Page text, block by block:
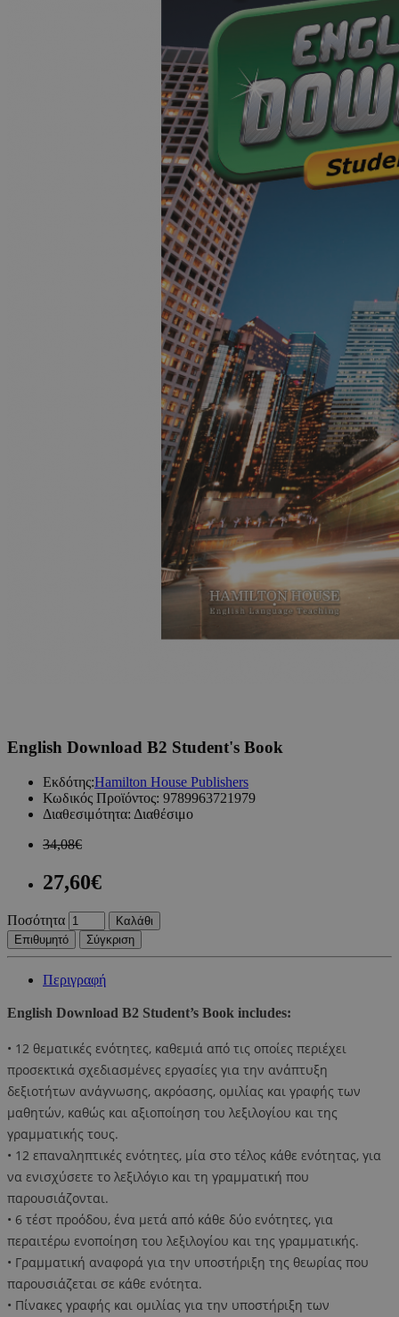
English Download B2 Student's Book
Εκδότης:Hamilton House Publishers
Κωδικός Προϊόντος: 9789963721979
Διαθεσιμότητα: Διαθέσιμο
34,08€
27,60€
Ποσότητα
Καλάθι
Επιθυμητό
Σύγκριση
Περιγραφή
English Download B2 Student’s Book includes:
• 12 θεματικές ενότητες, καθεμιά από τις οποίες περιέχει
προσεκτικά σχεδιασμένες εργασίες για την ανάπτυξη
δεξιοτήτων ανάγνωσης, ακρόασης, ομιλίας και γραφής των
μαθητών, καθώς και αξιοποίηση του λεξιλογίου και της
γραμματικής τους.
• 12 επαναληπτικές ενότητες, μία στο τέλος κάθε ενότητας, για
να ενισχύσετε το λεξιλόγιο και τη γραμματική που
παρουσιάζονται.
• 6 τέστ προόδου, ένα μετά από κάθε δύο ενότητες, για
περαιτέρω ενοποίηση του λεξιλογίου και της γραμματικής.
• Γραμματική αναφορά για την υποστήριξη της θεωρίας που
παρουσιάζεται σε κάθε ενότητα.
• Πίνακες γραφής και ομιλίας για την υποστήριξη των